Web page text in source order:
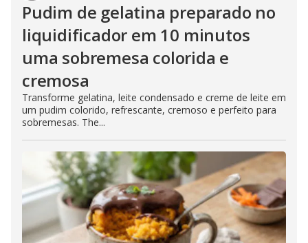
Pudim de gelatina preparado no
liquidificador em 10 minutos
uma sobremesa colorida e
cremosa
Transforme gelatina, leite condensado e creme de leite em
um pudim colorido, refrescante, cremoso e perfeito para
sobremesas. The...